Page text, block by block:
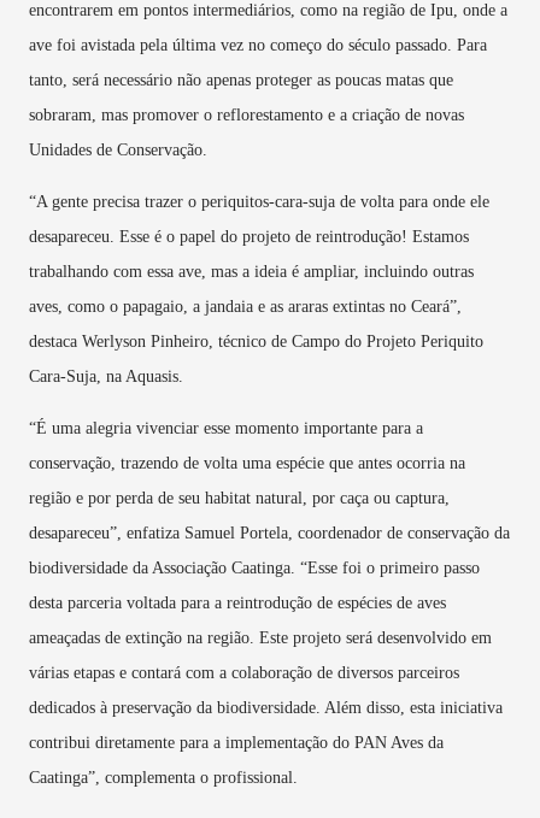
encontrarem em pontos intermediários, como na região de Ipu, onde a
ave foi avistada pela última vez no começo do século passado. Para
tanto, será necessário não apenas proteger as poucas matas que
sobraram, mas promover o reflorestamento e a criação de novas
Unidades de Conservação.
“A gente precisa trazer o periquitos-cara-suja de volta para onde ele
desapareceu. Esse é o papel do projeto de reintrodução! Estamos
trabalhando com essa ave, mas a ideia é ampliar, incluindo outras
aves, como o papagaio, a jandaia e as araras extintas no Ceará”,
destaca Werlyson Pinheiro, técnico de Campo do Projeto Periquito
Cara-Suja, na Aquasis.
“É uma alegria vivenciar esse momento importante para a
conservação, trazendo de volta uma espécie que antes ocorria na
região e por perda de seu habitat natural, por caça ou captura,
desapareceu”, enfatiza Samuel Portela, coordenador de conservação da
biodiversidade da Associação Caatinga. “Esse foi o primeiro passo
desta parceria voltada para a reintrodução de espécies de aves
ameaçadas de extinção na região. Este projeto será desenvolvido em
várias etapas e contará com a colaboração de diversos parceiros
dedicados à preservação da biodiversidade. Além disso, esta iniciativa
contribui diretamente para a implementação do PAN Aves da
Caatinga”, complementa o profissional.